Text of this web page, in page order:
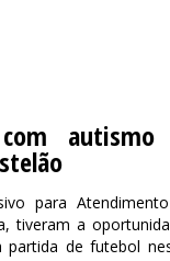
para
tiveram a
de futebol